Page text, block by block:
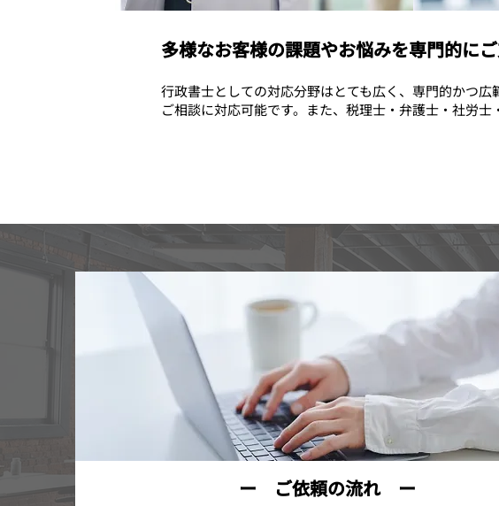
多様なお客様の課題やお悩みを専門的に
行政書士としての対応分野はとても広く、専門的かつ
ご相談に対応可能です。また、税理士・弁護士・社労
ー ご依頼の流れ ー